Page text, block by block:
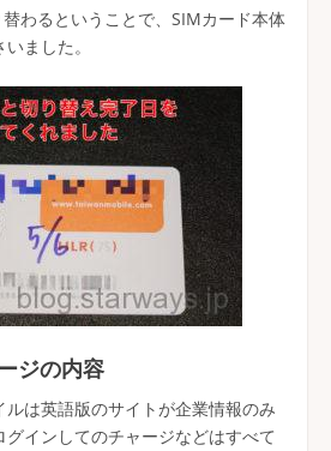
わるということで、SIMカード本体
ました。
ジの内容
は英語版のサイトが企業情報のみ
インしてのチャージなどはすべて